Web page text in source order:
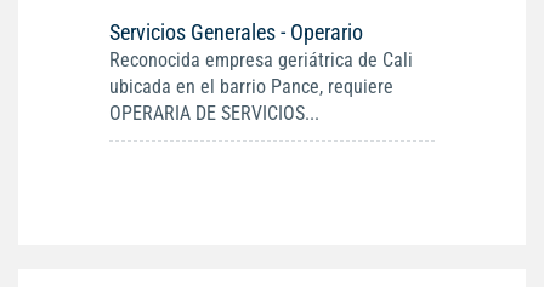
Servicios Generales - Operario
Reconocida empresa geriátrica de Cali
ubicada en el barrio Pance, requiere
OPERARIA DE SERVICIOS...